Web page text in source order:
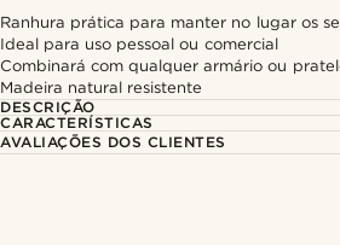
Ranhura prática para manter no lugar os
Ideal para uso pessoal ou comercial
Combinará com qualquer armário ou
Madeira natural resistente
DESCRIÇÃO
CARACTERÍSTICAS
AVALIAÇÕES DOS CLIENTES